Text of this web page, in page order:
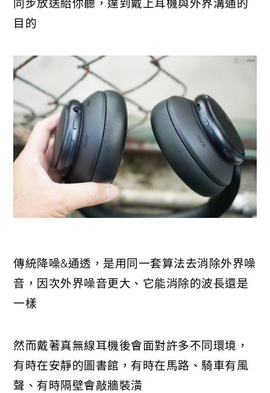
同步放送給你聽，達到戴上耳機與外界溝通的
目的
傳統降噪&通透，是用同一套算法去消除外界噪
音，因次外界噪音更大、它能消除的波長還是
一樣
然而戴著真無線耳機後會面對許多不同環境，
有時在安靜的圖書館，有時在馬路、騎車有風
聲、有時隔壁會敲牆裝潢